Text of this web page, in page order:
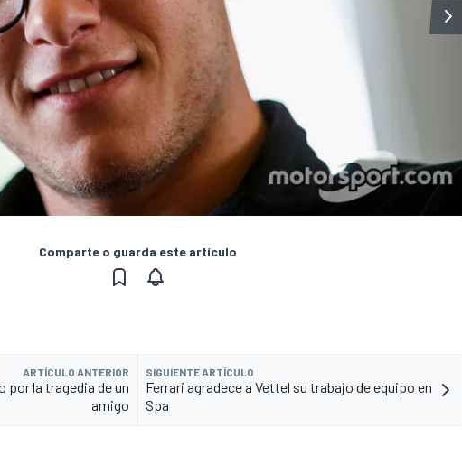
Comparte o guarda este artículo
ARTÍCULO ANTERIOR
por la tragedia de un
amigo
SIGUIENTE ARTÍCULO
Ferrari agradece a Vettel su trabajo de equipo en
Spa